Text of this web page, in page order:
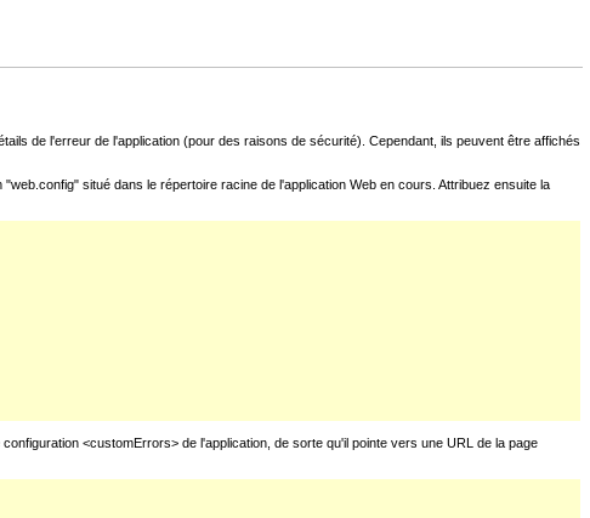
de l'erreur de l'application (pour des raisons de sécurité). Cependant, ils peuvent être affichés
situé dans le répertoire racine de l'application Web en cours. Attribuez ensuite la
<customErrors> de l'application, de sorte qu'il pointe vers une URL de la page